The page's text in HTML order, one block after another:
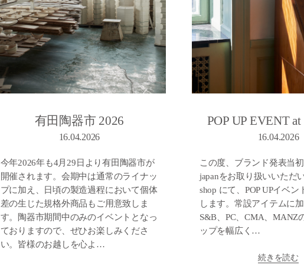
有田陶器市 2026
16.04.2026
今年2026年も4月29日より有田陶器市が
開催されます。会期中は通常のライナッ
プに加え、日頃の製造過程において個体
差の生じた規格外商品もご用意致しま
す。陶器市期間中のみのイベントとなっ
ておりますので、ぜひお楽しみくださ
い。皆様のお越しを心よ…
POP UP EVENT
16.04.2026
この度、ブランド発表当
japanをお取り扱いいただ
shop にて、POP UPイベン
します。常設アイテムに加
S&B、PC、CMA、MANZ
ップを幅広く…
続きを読む